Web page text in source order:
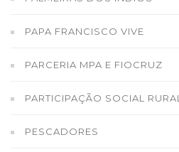
PAPA FRANCISCO VIVE
PARCERIA MPA E FIOCRUZ
PARTICIPAÇÃO SOCIAL RURAL
PESCADORES